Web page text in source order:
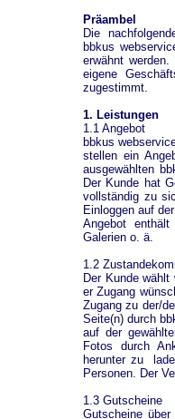
Präambel
Die
bbkus
erwähnt
eigene
zugestimmt.
1. Leistungen
1.1 Angebot
bbkus
stellen ein
ausgewählten
Der Kunde hat
vollständig zu
Einloggen auf
Angebot
Galerien o. ä.
1.2
Der Kunde
er Zugang
Zugang zu der/
Seite(n) durch
auf der
Fotos durch
herunter zu
Personen. Der
1.3 Gutscheine
Gutscheine